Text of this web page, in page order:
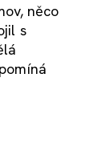
něco
s